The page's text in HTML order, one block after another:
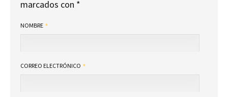
marcados con *
NOMBRE
CORREO ELECTRÓNICO